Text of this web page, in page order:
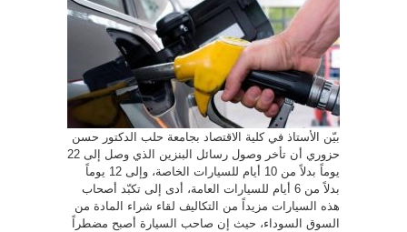
تأخر
رسالة
البنزين؟!..
أستاذ
في
الاقتصاد:
السوق
السوداء
ستبقى
مستمرة
ونشطة
في
ظل
تعدد
الأسعار
مغلقة
بيّن الأستاذ في كلية الاقتصاد بجامعة حلب الدكتور حسن
حزوري أن تأخر وصول رسائل البنزين الذي وصل إلى 22
يوماً بدلاً من 10 أيام للسيارات الخاصة، وإلى 12 يوماً
بدلاً من 6 أيام للسيارات العامة، أدى إلى تكبّد أصحاب
هذه السيارات مزيداً من التكاليف لقاء شراء المادة من
السوق السوداء، حيث إن صاحب السيارة أصبح مضطراً